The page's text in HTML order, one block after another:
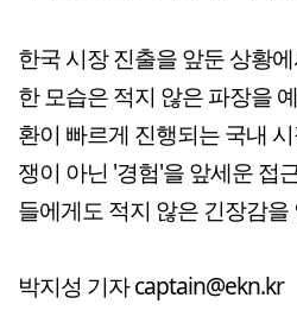
한국 시장 진출을 앞둔 상황
한 모습은 적지 않은 파장을
환이 빠르게 진행되는 국내
쟁이 아닌 '경험'을 앞세운 접
들에게도 적지 않은 긴장감
박지성 기자 captain@ekn.kr